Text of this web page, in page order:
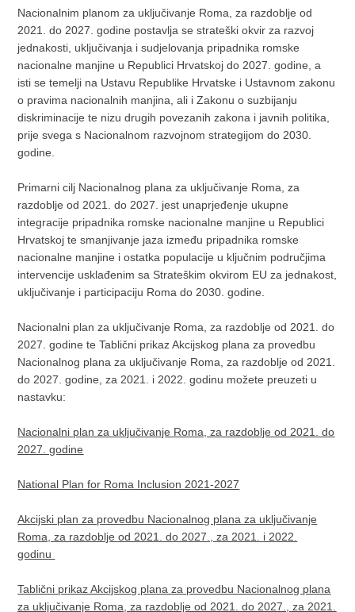
Nacionalnim planom za uključivanje Roma, za razdoblje od
2021. do 2027. godine postavlja se strateški okvir za razvoj
jednakosti, uključivanja i sudjelovanja pripadnika romske
nacionalne manjine u Republici Hrvatskoj do 2027. godine, a
isti se temelji na Ustavu Republike Hrvatske i Ustavnom zakonu
o pravima nacionalnih manjina, ali i Zakonu o suzbijanju
diskriminacije te nizu drugih povezanih zakona i javnih politika,
prije svega s Nacionalnom razvojnom strategijom do 2030.
godine.
Primarni cilj Nacionalnog plana za uključivanje Roma, za
razdoblje od 2021. do 2027. jest unaprjeđenje ukupne
integracije pripadnika romske nacionalne manjine u Republici
Hrvatskoj te smanjivanje jaza između pripadnika romske
nacionalne manjine i ostatka populacije u ključnim područjima
intervencije usklađenim sa Strateškim okvirom EU za jednakost,
uključivanje i participaciju Roma do 2030. godine.
Nacionalni plan za uključivanje Roma, za razdoblje od 2021. do
2027. godine te Tablični prikaz Akcijskog plana za provedbu
Nacionalnog plana za uključivanje Roma, za razdoblje od 2021.
do 2027. godine, za 2021. i 2022. godinu možete preuzeti u
nastavku:
Nacionalni plan za uključivanje Roma, za razdoblje od 2021. do
2027. godine
National Plan for Roma Inclusion 2021-2027
Akcijski plan za provedbu Nacionalnog plana za uključivanje
Roma, za razdoblje od 2021. do 2027., za 2021. i 2022.
godinu
Tablični prikaz Akcijskog plana za provedbu Nacionalnog plana
za uključivanje Roma, za razdoblje od 2021. do 2027., za 2021.